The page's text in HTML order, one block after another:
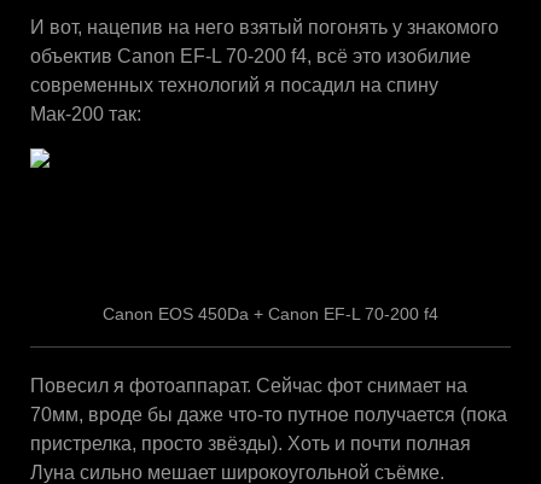
И вот, нацепив на него взятый погонять у знакомого
объектив Canon EF-L 70-200 f4, всё это изобилие
современных технологий я посадил на спину
Мак-200 так:
Canon EOS 450Da + Canon EF-L 70-200 f4
Повесил я фотоаппарат. Сейчас фот снимает на
70мм, вроде бы даже что-то путное получается (пока
пристрелка, просто звёзды). Хоть и почти полная
Луна сильно мешает широкоугольной съёмке.